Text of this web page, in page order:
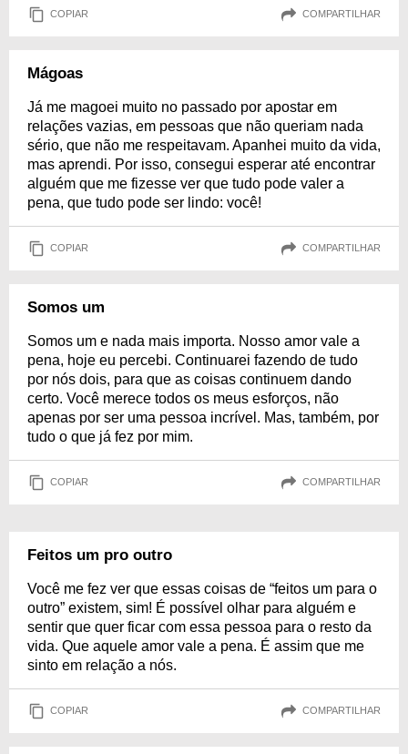
COPIAR COMPARTILHAR
Mágoas
Já me magoei muito no passado por apostar em
relações vazias, em pessoas que não queriam nada
sério, que não me respeitavam. Apanhei muito da vida,
mas aprendi. Por isso, consegui esperar até encontrar
alguém que me fizesse ver que tudo pode valer a
pena, que tudo pode ser lindo: você!
COPIAR COMPARTILHAR
Somos um
Somos um e nada mais importa. Nosso amor vale a
pena, hoje eu percebi. Continuarei fazendo de tudo
por nós dois, para que as coisas continuem dando
certo. Você merece todos os meus esforços, não
apenas por ser uma pessoa incrível. Mas, também, por
tudo o que já fez por mim.
COPIAR COMPARTILHAR
Feitos um pro outro
Você me fez ver que essas coisas de “feitos um para o
outro” existem, sim! É possível olhar para alguém e
sentir que quer ficar com essa pessoa para o resto da
vida. Que aquele amor vale a pena. É assim que me
sinto em relação a nós.
COPIAR COMPARTILHAR